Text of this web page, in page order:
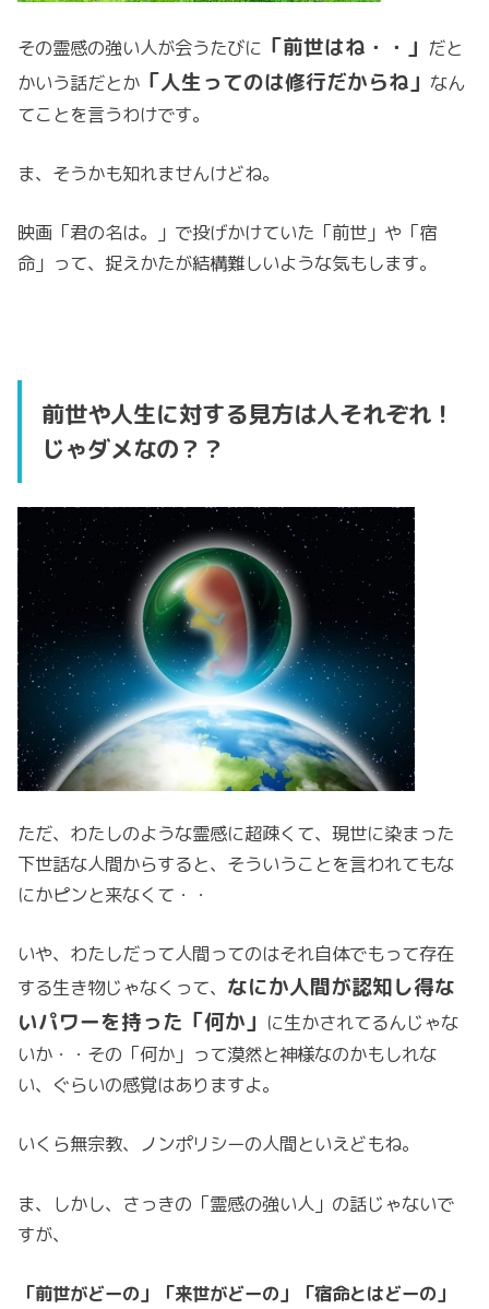
その霊感の強い人が会うたびに 「前世はね・・」 だと
かいう話だとか 「人生ってのは修行だからね」 なん
てことを言うわけです。
ま、そうかも知れませんけどね。
映画「君の名は。」で投げかけていた「前世」や「宿
命」って、捉えかたが結構難しいような気もします。
前世や人生に対する見方は人それぞれ！
じゃダメなの？？
ただ、わたしのような霊感に超疎くて、現世に染まった
下世話な人間からすると、そういうことを言われてもな
にかピンと来なくて・・
いや、わたしだって人間ってのはそれ自体でもって存在
する生き物じゃなくって、 なにか人間が認知し得な
いパワーを持った「何か」 に生かされてるんじゃな
いか・・その「何か」って漠然と神様なのかもしれな
い、ぐらいの感覚はありますよ。
いくら無宗教、ノンポリシーの人間といえどもね。
ま、しかし、さっきの「霊感の強い人」の話じゃないで
すが、
「前世がどーの」「来世がどーの」「宿命とはどーの」